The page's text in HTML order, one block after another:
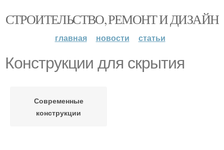
СТРОИТЕЛЬСТВО, РЕМОНТ И ДИЗАЙН
главная новости статьи
Конструкции для скрытия
Современные
конструкции